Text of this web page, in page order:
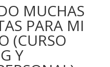
MUCHAS
PARA MI
(CURSO
Y